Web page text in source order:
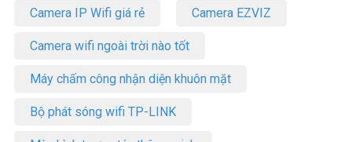
trong phạm vi gần.
Camera IP bán cầu Hikvision DS-2CD2143G2-
Được. Camera đạt chuẩn IP67 chống bụi và nước, chuẩn IK10
hợp lắp ngoài trời, bãi giữ xe, sân khuôn viên tại mọi điều kiện thời
Camera IP Wifi giá rẻ Camera EZVIZ
Camera wifi ngoài trời nào tốt
Máy chấm công nhận diện khuôn mặt
Bộ phát sóng wifi TP-LINK